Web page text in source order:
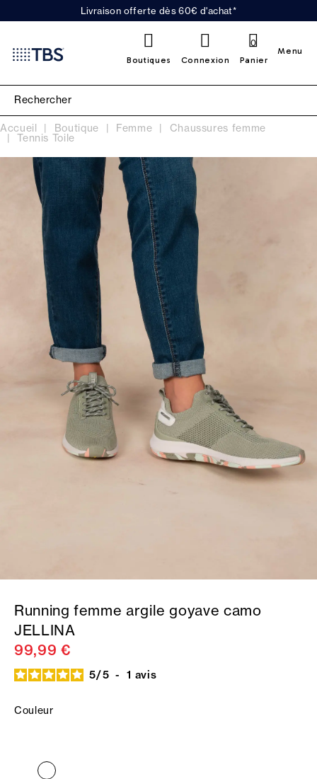
Livraison offerte dès 60€ d'achat*
Boutiques Connexion Panier
0
Menu
Accueil Boutique Femme Chaussures femme
Tennis Toile
Running femme argile goyave camo
JELLINA
99,99 €
5/5 - 1 avis
Couleur